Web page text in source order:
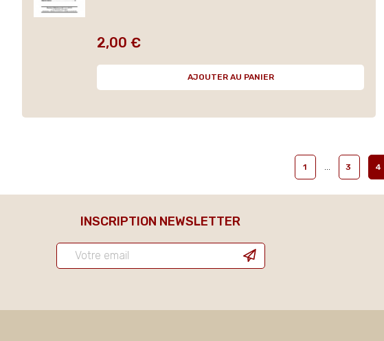
Prix
2,00 €
AJOUTER AU PANIER
1 3 4
INSCRIPTION NEWSLETTER